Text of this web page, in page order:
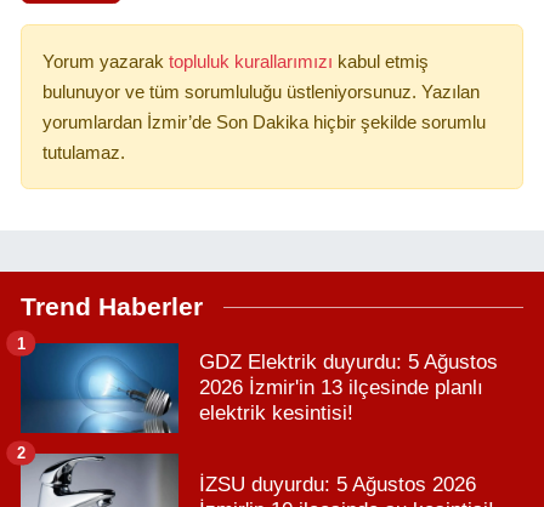
Yorum yazarak topluluk kurallarımızı kabul etmiş
bulunuyor ve tüm sorumluluğu üstleniyorsunuz. Yazılan
yorumlardan İzmir’de Son Dakika hiçbir şekilde sorumlu
tutulamaz.
Trend Haberler
GDZ Elektrik duyurdu: 5 Ağustos
2026 İzmir'in 13 ilçesinde planlı
elektrik kesintisi!
1
İZSU duyurdu: 5 Ağustos 2026
2